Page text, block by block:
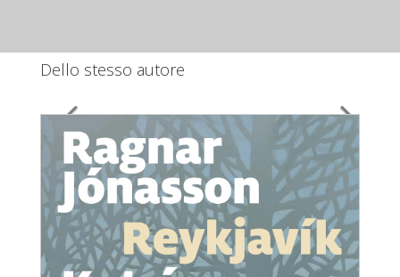
Dello stesso autore